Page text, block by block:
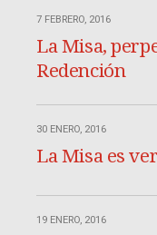
7 FEBRERO, 2016
La Misa,
Redención
30 ENERO, 2016
La Misa es
19 ENERO, 2016